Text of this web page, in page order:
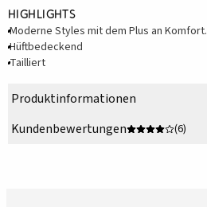
Highlights
Moderne Styles mit dem Plus an Komfort.
Hüftbedeckend
Tailliert
Produktinformationen
Kundenbewertungen
(6)